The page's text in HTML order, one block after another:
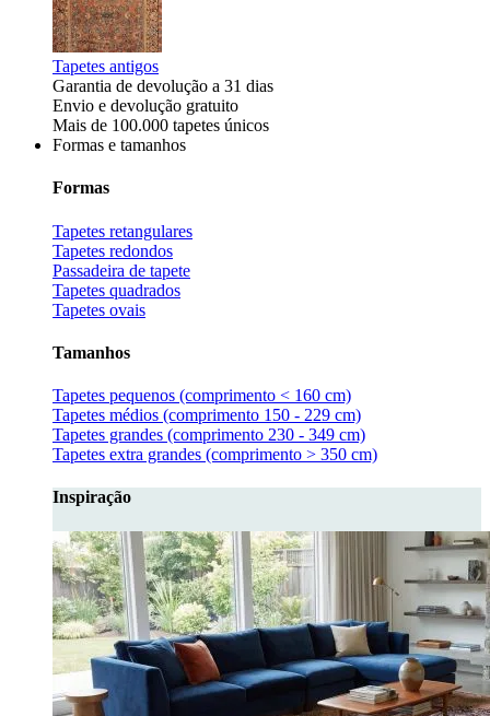
Tapetes antigos
Garantia de devolução a 31 dias
Envio e devolução gratuito
Mais de 100.000 tapetes únicos
Formas e tamanhos
Formas
Tapetes retangulares
Tapetes redondos
Passadeira de tapete
Tapetes quadrados
Tapetes ovais
Tamanhos
Tapetes pequenos (comprimento < 160 cm)
Tapetes médios (comprimento 150 - 229 cm)
Tapetes grandes (comprimento 230 - 349 cm)
Tapetes extra grandes (comprimento > 350 cm)
Inspiração